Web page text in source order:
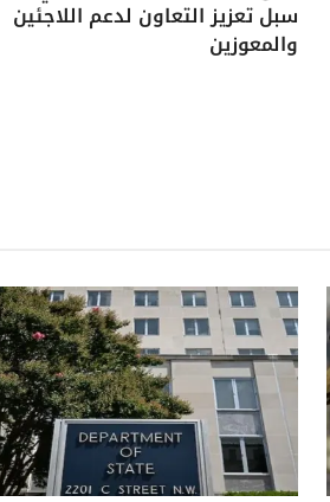
سبل تعزيز التعاون لدعم اللاجئين
والمعوزين